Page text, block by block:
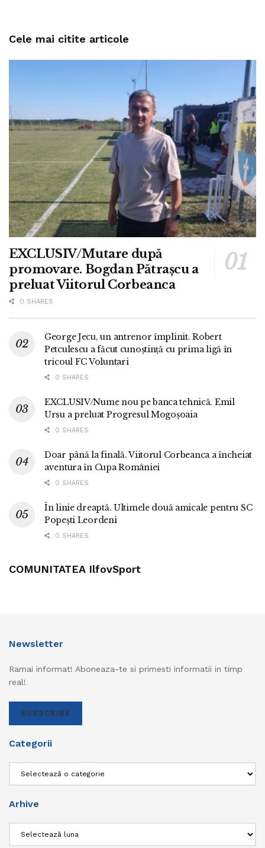
Cele mai citite articole
EXCLUSIV/Mutare după
promovare. Bogdan Pătrașcu a
preluat Viitorul Corbeanca
0 SHARES
George Jecu, un antrenor împlinit. Robert
Petculescu a făcut cunoștință cu prima ligă în
tricoul FC Voluntari
0 SHARES
EXCLUSIV/Nume nou pe banca tehnică. Emil
Ursu a preluat Progresul Mogoșoaia
0 SHARES
Doar până la finală. Viitorul Corbeanca a încheiat
aventura în Cupa României
0 SHARES
În linie dreaptă. Ultimele două amicale pentru SC
Popești Leordeni
0 SHARES
COMUNITATEA IlfovSport
Newsletter
Ramai informat! Aboneaza-te si primesti informatii in timp
real!
SUBSCRIBE
Categorii
Arhive